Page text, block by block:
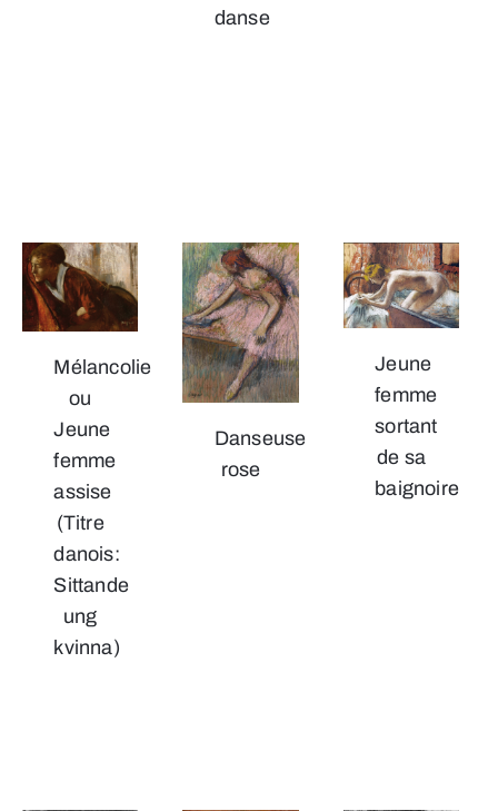
danse
Mélancolie
ou
Jeune
femme
assise
(Titre
danois:
Sittande
ung
kvinna)
Danseuse
rose
Jeune
femme
sortant
de sa
baignoire